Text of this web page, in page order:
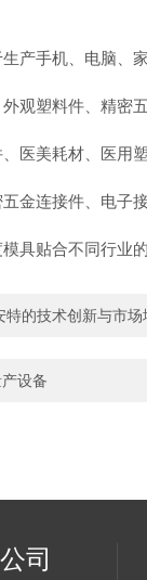
手机、电脑、
塑料件、精密
美耗材、医用
连接件、电子
贴合不同行业
的技术创新与市场
设备
司